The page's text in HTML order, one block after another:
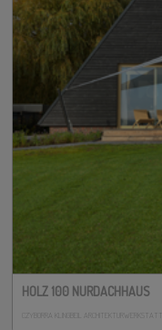
HOLZ 100 NURDACHHAUS
CZYBORRA KLINGBEIL ARCHITEKTURWERKSTATT